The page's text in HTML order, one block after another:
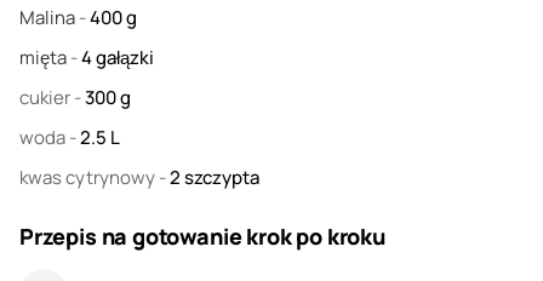
Malina-400g
mięta-4gałązki
cukier-300g
woda-2.5 L
kwas cytrynowy-2szczypta
Przepis na gotowanie krok po kroku